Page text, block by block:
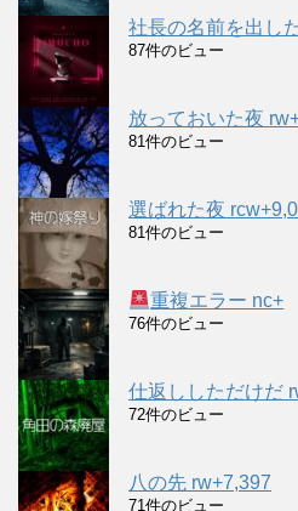
社長の名前を出し
87件のビュー
放っておいた夜
81件のビュー
選ばれた夜
81件のビュー
重複エラー nc+
76件のビュー
仕返ししただけだ
72件のビュー
八の先 rw+7,397
71件のビュー